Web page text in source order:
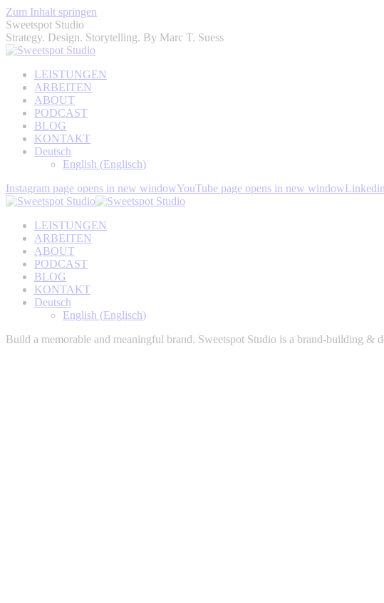
Zum Inhalt springen
Sweetspot Studio
Strategy. Design. Storytelling. By Marc T. Suess
LEISTUNGEN
ARBEITEN
ABOUT
PODCAST
BLOG
KONTAKT
Deutsch
English (Englisch)
Instagram page opens in new windowYouTube page opens in new window
LEISTUNGEN
ARBEITEN
ABOUT
PODCAST
BLOG
KONTAKT
Deutsch
English (Englisch)
Build a memorable and meaningful brand. Sweetspot Studio is a brand-building &